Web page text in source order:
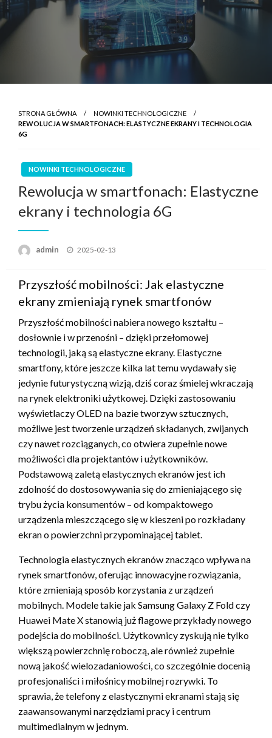
STRONA GŁÓWNA
NOWINKI TECHNOLOGICZNE
REWOLUCJA W SMARTFONACH: ELASTYCZNE EKRANY I TECHNOLOGIA
6G
NOWINKI TECHNOLOGICZNE
Rewolucja w smartfonach: Elastyczne
ekrany i technologia 6G
admin
Opublikowane
2025-02-13
Przyszłość mobilności: Jak elastyczne
ekrany zmieniają rynek smartfonów
Przyszłość mobilności nabiera nowego kształtu –
dosłownie i w przenośni – dzięki przełomowej
technologii, jaką są elastyczne ekrany. Elastyczne
smartfony, które jeszcze kilka lat temu wydawały się
jedynie futurystyczną wizją, dziś coraz śmielej wkraczają
na rynek elektroniki użytkowej. Dzięki zastosowaniu
wyświetlaczy OLED na bazie tworzyw sztucznych,
możliwe jest tworzenie urządzeń składanych, zwijanych
czy nawet rozciąganych, co otwiera zupełnie nowe
możliwości dla projektantów i użytkowników.
Podstawową zaletą elastycznych ekranów jest ich
zdolność do dostosowywania się do zmieniającego się
trybu życia konsumentów – od kompaktowego
urządzenia mieszczącego się w kieszeni po rozkładany
ekran o powierzchni przypominającej tablet.
Technologia elastycznych ekranów znacząco wpływa na
rynek smartfonów, oferując innowacyjne rozwiązania,
które zmieniają sposób korzystania z urządzeń
mobilnych. Modele takie jak Samsung Galaxy Z Fold czy
Huawei Mate X stanowią już flagowe przykłady nowego
podejścia do mobilności. Użytkownicy zyskują nie tylko
większą powierzchnię roboczą, ale również zupełnie
nową jakość wielozadaniowości, co szczególnie docenią
profesjonaliści i miłośnicy mobilnej rozrywki. To
sprawia, że telefony z elastycznymi ekranami stają się
zaawansowanymi narzędziami pracy i centrum
multimedialnym w jednym.